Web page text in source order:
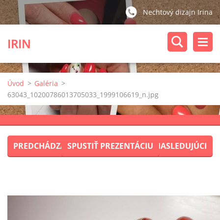
Nechtový dizajn Irina
IRIN
Úvod > Galéria >
63043_10200786013705033_1999106619_n.jpg
PREDCHÁDZAJÚCISPUSTIŤ PREZENTÁCIU NASLEDUJÚCI